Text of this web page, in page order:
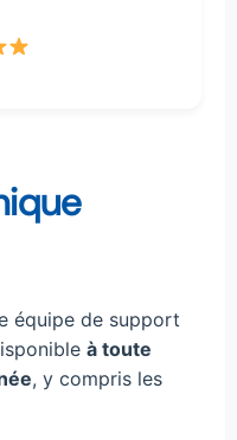
équipe de support
à toute
, y compris les